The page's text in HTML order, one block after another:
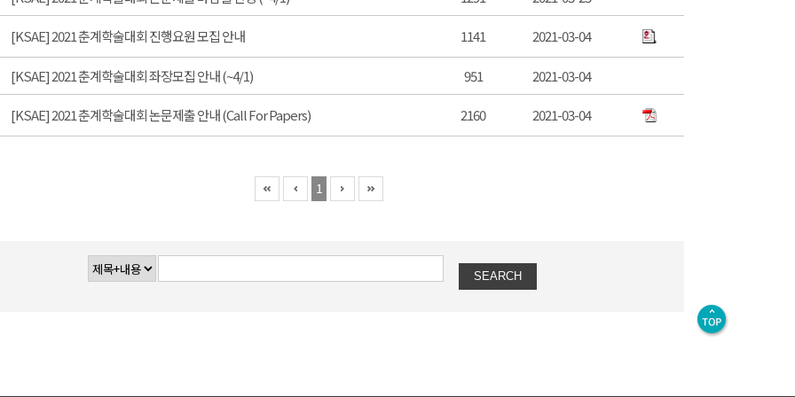
[KSAE] 2021 춘계학술대회 진행요원 모집 안내 1141 2021-03-04
[KSAE] 2021 춘계학술대회 좌장모집 안내 (~4/1) 951 2021-03-04
[KSAE] 2021 춘계학술대회 논문제출 안내 (Call For Papers) 2160 2021-03-04
1